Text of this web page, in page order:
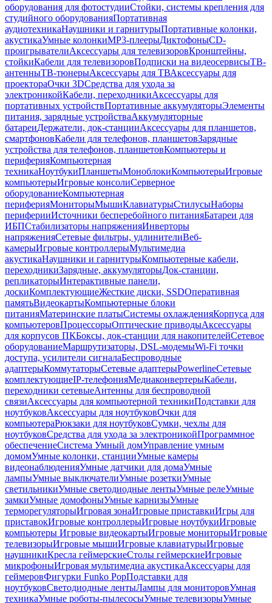
оборудования для фотостудииСтойки, системы крепления для
студийного оборудованияПортативная
аудиотехникаНаушники и гарнитурыПортативные колонки,
акустикаУмные колонкиMP3-плеерыДиктофоныCD-
проигрывателиАксессуары для телевизоровКронштейны,
стойкиКабели для телевизоровПодписки на видеосервисыТВ-
антенныТВ-тюнерыАксессуары для ТВАксессуары для
проектораОчки 3DСредства для ухода за
электроникойКабели, переходникиАксессуары для
портативных устройствПортативные аккумуляторыЭлементы
питания, зарядные устройстваАккумуляторные
батареиДержатели, док-станцииАксессуары для планшетов,
смартфоновКабели для телефонов, планшетовЗарядные
устройства для телефонов, планшетовКомпьютеры и
периферияКомпьютерная
техникаНоутбукиПланшетыМоноблокиКомпьютерыИгровые
компьютерыИгровые консолиСерверное
оборудованиеКомпьютерная
периферияМониторыМышиКлавиатурыСтилусыНаборы
периферииИсточники бесперебойного питанияБатареи для
ИБПСтабилизаторы напряженияИнверторы
напряженияСетевые фильтры, удлинителиВеб-
камерыИгровые контроллерыМультимедиа
акустикаНаушники и гарнитурыКомпьютерные кабели,
переходникиЗарядные, аккумуляторыДок-станции,
репликаторыИнтерактивные панели,
доскиКомплектующиеЖесткие диски, SSDОперативная
памятьВидеокартыКомпьютерные блоки
питанияМатеринские платыСистемы охлажденияКорпуса для
компьютеровПроцессорыОптические приводыАксессуары
для корпусов ПКБоксы, док-станции для накопителейСетевое
оборудованиеМаршрутизаторы, DSL-модемыWi-Fi точки
доступа, усилители сигналаБеспроводные
адаптерыКоммутаторыСетевые адаптерыPowerlineСетевые
комплектующиеIP-телефонияМедиаконвертерыКабели,
переходники сетевыеАнтенны для беспроводной
связиАксессуары для компьютерной техникиПодставки для
ноутбуковАксессуары для ноутбуковОчки для
компьютераРюкзаки для ноутбуковСумки, чехлы для
ноутбуковСредства для ухода за электроникойПрограммное
обеспечениеСистема Умный домУправление умным
домомУмные колонки, станцииУмные камеры
видеонаблюденияУмные датчики для домаУмные
лампыУмные выключателиУмные розеткиУмные
светильникиУмные светодиодные лентыУмные релеУмные
замкиУмные домофоныУмные карнизыУмные
терморегуляторыИгровая зонаИгровые приставкиИгры для
приставокИгровые контроллерыИгровые ноутбукиИгровые
компьютеры Игровые видеокартыИгровые мониторыИгровые
телевизорыИгровые мышиИгровые клавиатурыИгровые
наушникиКресла геймерскиеСтолы геймерскиеИгровые
микрофоныИгровая мультимедиа акустикаАксессуары для
геймеровФигурки Funko PopПодставки для
ноутбуковСветодиодные лентыЛампы для мониторовУмная
техникаУмные роботы-пылесосыУмные телевизорыУмные